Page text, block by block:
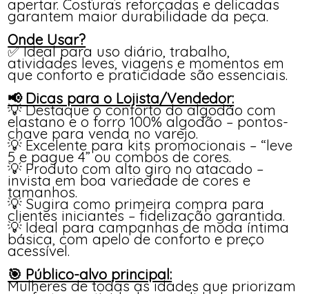
apertar. Costuras reforçadas e delicadas
garantem maior durabilidade da peça.
Onde Usar?
✅ Ideal para uso diário, trabalho,
atividades leves, viagens e momentos em
que conforto e praticidade são essenciais.
📢 Dicas para o Lojista/Vendedor:
💡 Destaque o conforto do algodão com
elastano e o forro 100% algodão – pontos-
chave para venda no varejo.
💡 Excelente para kits promocionais – “leve
5 e pague 4” ou combos de cores.
💡 Produto com alto giro no atacado –
invista em boa variedade de cores e
tamanhos.
💡 Sugira como primeira compra para
clientes iniciantes – fidelização garantida.
💡 Ideal para campanhas de moda íntima
básica, com apelo de conforto e preço
acessível.
🎯 Público-alvo principal:
Mulheres de todas as idades que priorizam